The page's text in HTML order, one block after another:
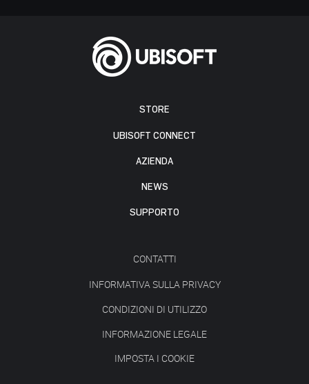
STORE
UBISOFT CONNECT
AZIENDA
NEWS
SUPPORTO
CONTATTI
INFORMATIVA SULLA PRIVACY
CONDIZIONI DI UTILIZZO
INFORMAZIONE LEGALE
IMPOSTA I COOKIE